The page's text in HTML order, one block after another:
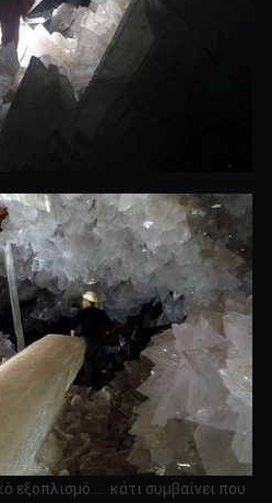
εξοπλισμό….. κάτι συμβαίνει που